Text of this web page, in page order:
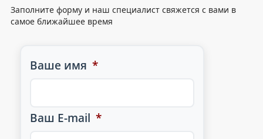
Заполните форму и наш специалист свяжется с вами в
самое ближайшее время
Ваше имя *
Ваш E-mail *